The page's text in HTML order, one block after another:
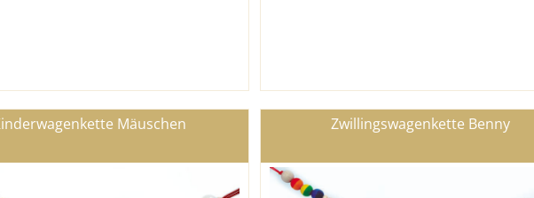
Mäuschen Zwillingswagenkette Benny